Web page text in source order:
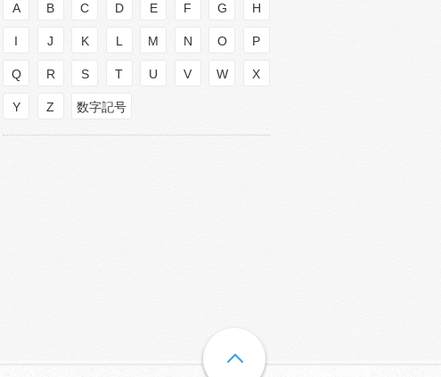
A B C D E F G H
I J K L M N O P
Q R S T U V W X
Y Z 数字記号